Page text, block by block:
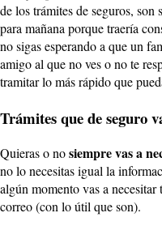
de los trámites de seguros,
para mañana porque traería
no sigas esperando a que un
amigo al que no ves o no te
tramitar lo más rápido que
Trámites que de seguro
Quieras o nosiempre vas a
no lo necesitas igual la
algún momento vas a
correo (con lo útil que son).